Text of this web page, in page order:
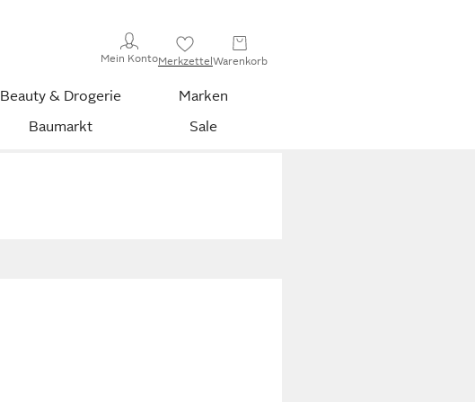
Mein KontoMerkzettelWarenkorb
Beauty & Drogerie
Marken
Baumarkt Sale